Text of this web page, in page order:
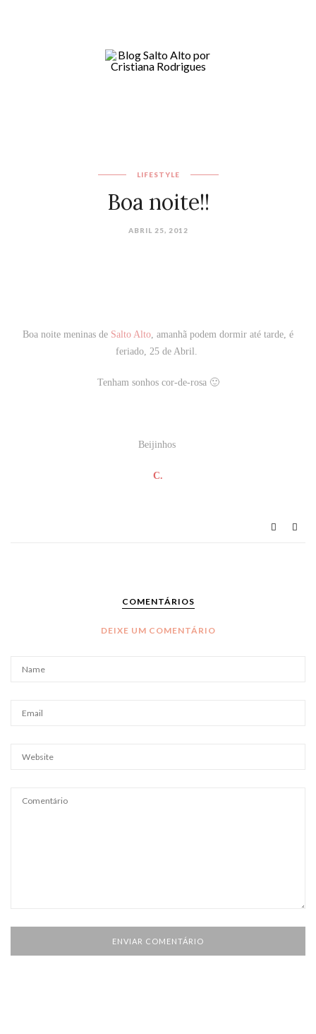
LIFESTYLE
Boa noite!!
ABRIL 25, 2012
Boa noite meninas de Salto Alto, amanhã podem dormir até tarde, é
feriado, 25 de Abril.
Tenham sonhos cor-de-rosa 🙂
Beijinhos
C.
COMENTÁRIOS
DEIXE UM COMENTÁRIO